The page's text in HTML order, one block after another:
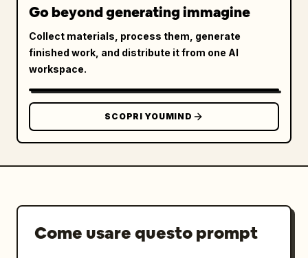
inferiore","count":2,"labels":["今すぐチェッ
ら"]}],"additional_elements_count":5,"additio
nal_elements":["mockup di smartphone in basso
a sinistra che mostra la schermata del
servizio","icona dell'orologio nella prima
scheda dei vantaggi","icona del gruppo di
persone nella seconda scheda dei
vantaggi","icona della freccia del grafico a
risultati"]},"typography":
ns serif extra-bold con kanji e katakana
Go beyond generating immagine
Collect materials, process them, generate
finished work, and distribute it from one AI
workspace.
SCOPRI YOUMIND
Come usare questo prompt